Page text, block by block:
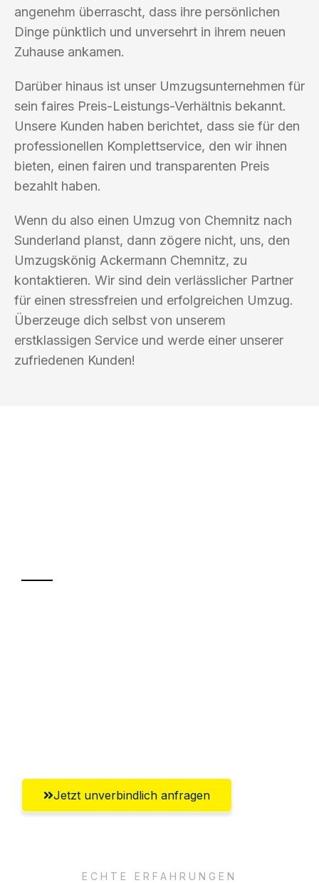
angenehm überrascht, dass ihre persönlichen
Dinge pünktlich und unversehrt in ihrem neuen
Zuhause ankamen.
Darüber hinaus ist unser Umzugsunternehmen für
sein faires Preis-Leistungs-Verhältnis bekannt.
Unsere Kunden haben berichtet, dass sie für den
professionellen Komplettservice, den wir ihnen
bieten, einen fairen und transparenten Preis
bezahlt haben.
Wenn du also einen Umzug von Chemnitz nach
Sunderland planst, dann zögere nicht, uns, den
Umzugskönig Ackermann Chemnitz, zu
kontaktieren. Wir sind dein verlässlicher Partner
für einen stressfreien und erfolgreichen Umzug.
Überzeuge dich selbst von unserem
erstklassigen Service und werde einer unserer
zufriedenen Kunden!
Jetzt unverbindlich anfragen
ECHTE ERFAHRUNGEN